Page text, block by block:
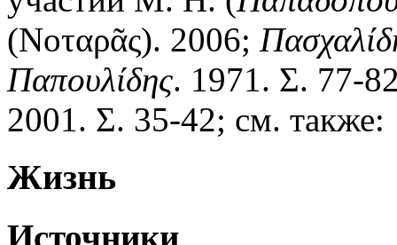
(Νοταρᾶς). 2006;
Παπουλίδης. 1971. Σ. 77-
2001. Σ. 35-42; см. также:
Жизнь
Источники